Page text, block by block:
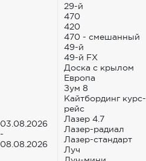
03.08.2026
-
08.08.2026
29-й
470
420
470 - смешанный
49-й
49-й FX
Доска с крылом
Европа
Зум 8
Кайтбординг курс-
рейс
Лазер 4.7
Лазер-радиал
Лазер-стандарт
Луч